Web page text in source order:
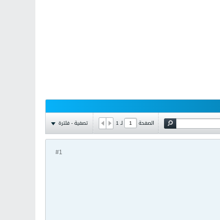
الصفحة لـ1 تصفية - فلترة
#1